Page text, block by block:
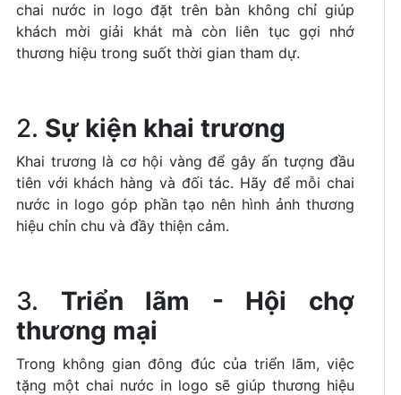
chai nước in logo đặt trên bàn không chỉ giúp
khách mời giải khát mà còn liên tục gợi nhớ
thương hiệu trong suốt thời gian tham dự.
2. Sự kiện khai trương
Khai trương là cơ hội vàng để gây ấn tượng đầu
tiên với khách hàng và đối tác. Hãy để mỗi chai
nước in logo góp phần tạo nên hình ảnh thương
hiệu chỉn chu và đầy thiện cảm.
3. Triển lãm - Hội chợ
thương mại
Trong không gian đông đúc của triển lãm, việc
tặng một chai nước in logo sẽ giúp thương hiệu